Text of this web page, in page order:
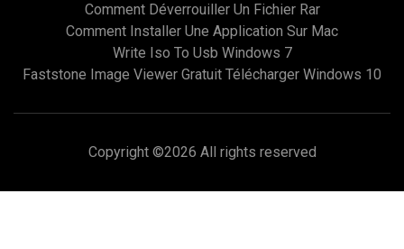
Comment Déverrouiller Un Fichier Rar
Comment Installer Une Application Sur Mac
Write Iso To Usb Windows 7
Faststone Image Viewer Gratuit Télécharger Windows 10
Copyright ©2026 All rights reserved